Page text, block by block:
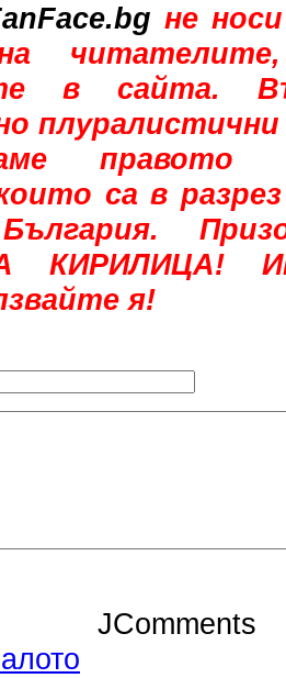
не
в сайта.
правото
са в
я!
JComments